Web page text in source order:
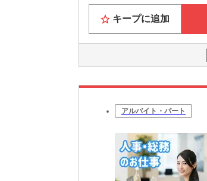
キープに追加
アルバイト・パート